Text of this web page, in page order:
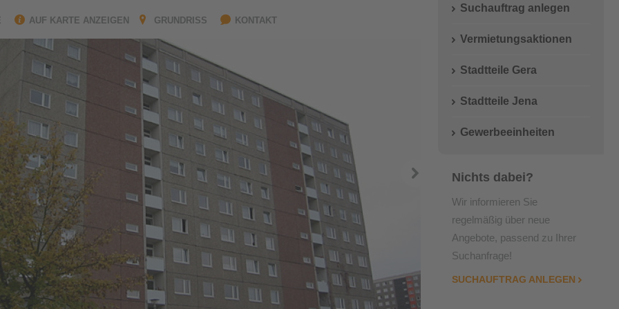
Wichtige Adressen
AUF KARTE ANZEIGEN GRUNDRISS KONTAKT
Suchauftrag anlegen
Vermietungsaktionen
Stadtteile Gera
Stadtteile Jena
Gewerbeeinheiten
Nichts dabei?
Wir informieren Sie
regelmäßig über neue
Angebote, passend zu Ihrer
Suchanfrage!
SUCHAUFTRAG ANLEGEN